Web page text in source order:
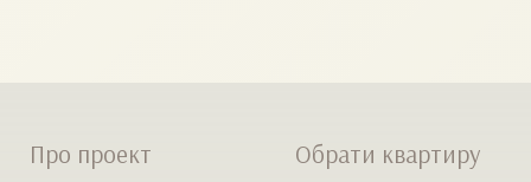
Про проект Обрати квартиру